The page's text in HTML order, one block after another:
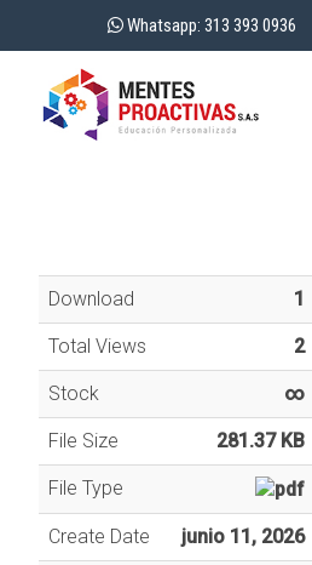
Whatsapp: 313 393 0936
Download 1
Total Views 2
Stock ∞
File Size 281.37 KB
File Type
Create Date junio 11, 2026